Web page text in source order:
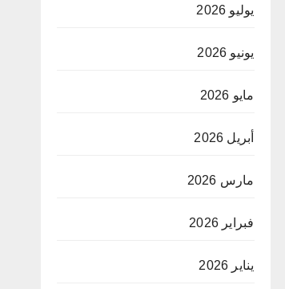
يوليو 2026
يونيو 2026
مايو 2026
أبريل 2026
مارس 2026
فبراير 2026
يناير 2026